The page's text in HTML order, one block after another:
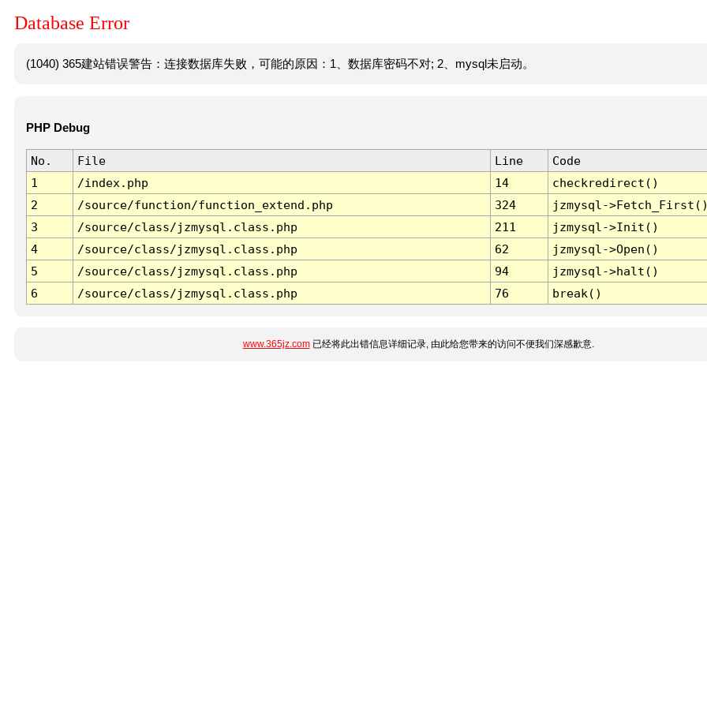
Database Error
(1040) 365建站错误警告：连接数据库失败，可能的原因：1、数据库密码不对; 2、mysql未启动。
PHP Debug
No. File Line
Code
1
/index.php 14
checkredirect()
2
/source/function/function_extend.php 324
jzmysql-
3
/source/class/jzmysql.class.php 211
jzmysql->Init()
4
/source/class/jzmysql.class.php 62
jzmysql->Open()
5
/source/class/jzmysql.class.php 94
jzmysql->halt()
6
/source/class/jzmysql.class.php 76 break()
www.365jz.com已经将此出错信息详细记录, 由此给您带来的访问不便我们深感歉意.